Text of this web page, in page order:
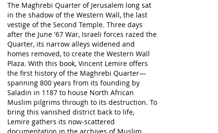
The Maghrebi Quarter of Jerusalem long sat
in the shadow of the Western Wall, the last
vestige of the Second Temple. Three days
after the June '67 War, Israeli forces razed the
Quarter, its narrow alleys widened and
homes removed, to create the Western Wall
Plaza. With this book, Vincent Lemire offers
the first history of the Maghrebi Quarter—
spanning 800 years from its founding by
Saladin in 1187 to house North African
Muslim pilgrims through to its destruction. To
bring this vanished district back to life,
Lemire gathers its now-scattered